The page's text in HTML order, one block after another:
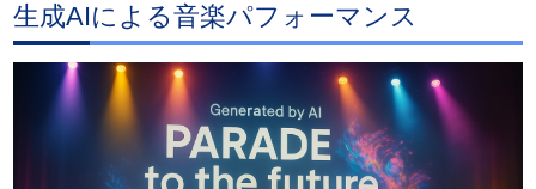
生成AIによる音楽パフォーマンス